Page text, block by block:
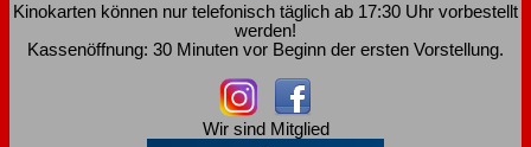
Kinokarten können nur telefonisch täglich ab 17:30 Uhr vorbestellt
werden!
Kassenöffnung: 30 Minuten vor Beginn der ersten Vorstellung.
Wir sind Mitglied